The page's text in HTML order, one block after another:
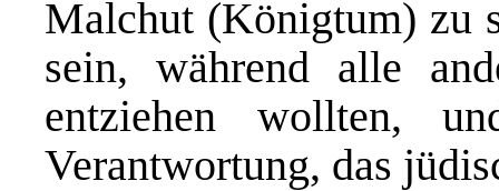
Malchut (Königtum) zu
sein, während alle
entziehen wollten,
Verantwortung, das